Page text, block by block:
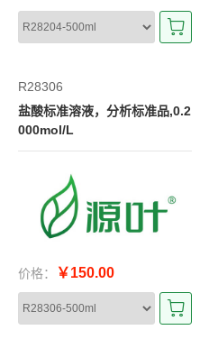
R28306
盐酸标准溶液，分析标准品,0.2
000mol/L
价格： ￥150.00